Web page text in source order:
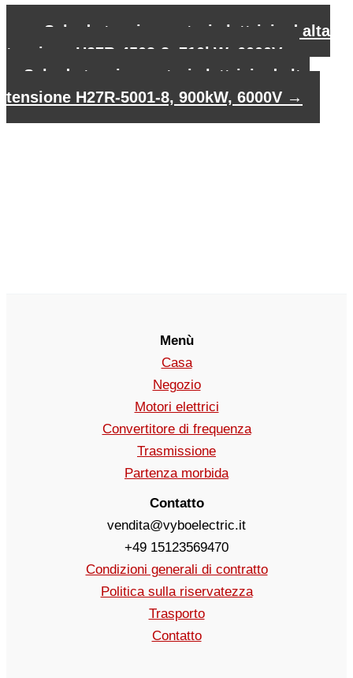
Scheda tecnica motori elettrici ad alta
tensione H27R-4503-8, 710kW, 6000V
Scheda tecnica motori elettrici ad alta
tensione H27R-5001-8, 900kW, 6000V →
Menù
Casa
Negozio
Motori elettrici
Convertitore di frequenza
Trasmissione
Partenza morbida
Contatto
vendita@vyboelectric.it
+49 15123569470
Condizioni generali di contratto
Politica sulla riservatezza
Trasporto
Contatto